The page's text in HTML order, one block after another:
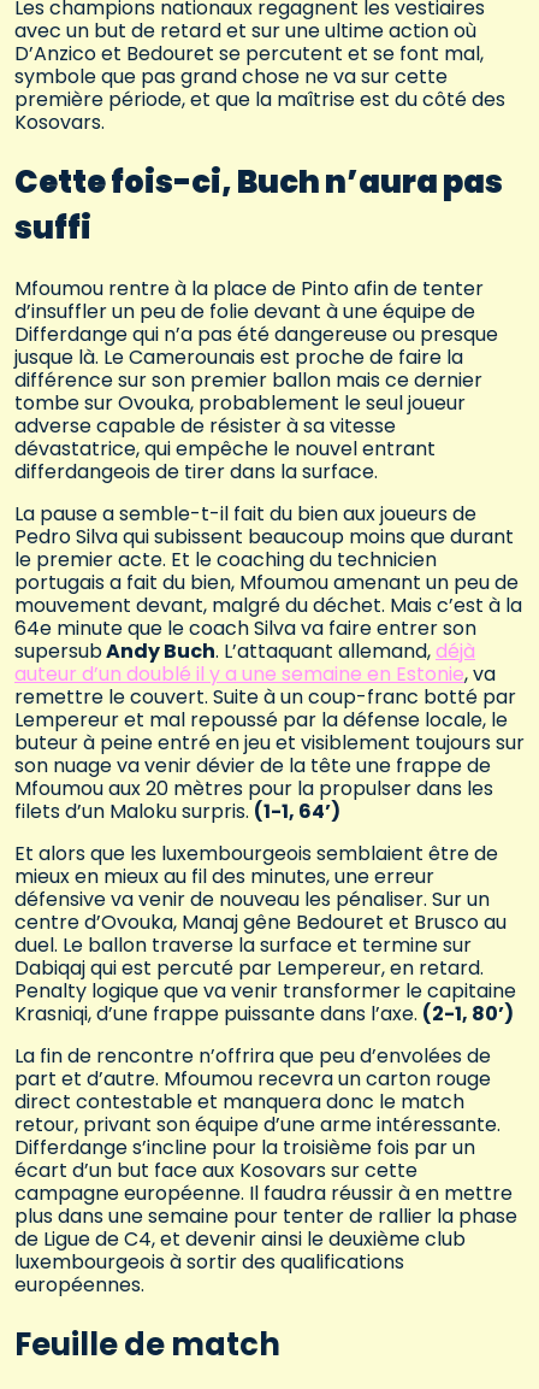
Les champions nationaux regagnent les vestiaires
avec un but de retard et sur une ultime action où
D’Anzico et Bedouret se percutent et se font mal,
symbole que pas grand chose ne va sur cette
première période, et que la maîtrise est du côté des
Kosovars.
Cette fois-ci, Buch n’aura pas
suffi
Mfoumou rentre à la place de Pinto afin de tenter
d’insuffler un peu de folie devant à une équipe de
Differdange qui n’a pas été dangereuse ou presque
jusque là. Le Camerounais est proche de faire la
différence sur son premier ballon mais ce dernier
tombe sur Ovouka, probablement le seul joueur
adverse capable de résister à sa vitesse
dévastatrice, qui empêche le nouvel entrant
differdangeois de tirer dans la surface.
La pause a semble-t-il fait du bien aux joueurs de
Pedro Silva qui subissent beaucoup moins que durant
le premier acte. Et le coaching du technicien
portugais a fait du bien, Mfoumou amenant un peu de
mouvement devant, malgré du déchet. Mais c’est à la
64e minute que le coach Silva va faire entrer son
supersubAndy Buch. L’attaquant allemand,déjà
auteur d’un doublé il y a une semaine en Estonie, va
remettre le couvert. Suite à un coup-franc botté par
Lempereur et mal repoussé par la défense locale, le
buteur à peine entré en jeu et visiblement toujours sur
son nuage va venir dévier de la tête une frappe de
Mfoumou aux 20 mètres pour la propulser dans les
filets d’un Maloku surpris. (1-1, 64’)
Et alors que les luxembourgeois semblaient être de
mieux en mieux au fil des minutes, une erreur
défensive va venir de nouveau les pénaliser. Sur un
centre d’Ovouka, Manaj gêne Bedouret et Brusco au
duel. Le ballon traverse la surface et termine sur
Dabiqaj qui est percuté par Lempereur, en retard.
Penalty logique que va venir transformer le capitaine
Krasniqi, d’une frappe puissante dans l’axe. (2-1, 80’)
La fin de rencontre n’offrira que peu d’envolées de
part et d’autre. Mfoumou recevra un carton rouge
direct contestable et manquera donc le match
retour, privant son équipe d’une arme intéressante.
Differdange s’incline pour la troisième fois par un
écart d’un but face aux Kosovars sur cette
campagne européenne. Il faudra réussir à en mettre
plus dans une semaine pour tenter de rallier la phase
de Ligue de C4, et devenir ainsi le deuxième club
luxembourgeois à sortir des qualifications
européennes.
Feuille de match